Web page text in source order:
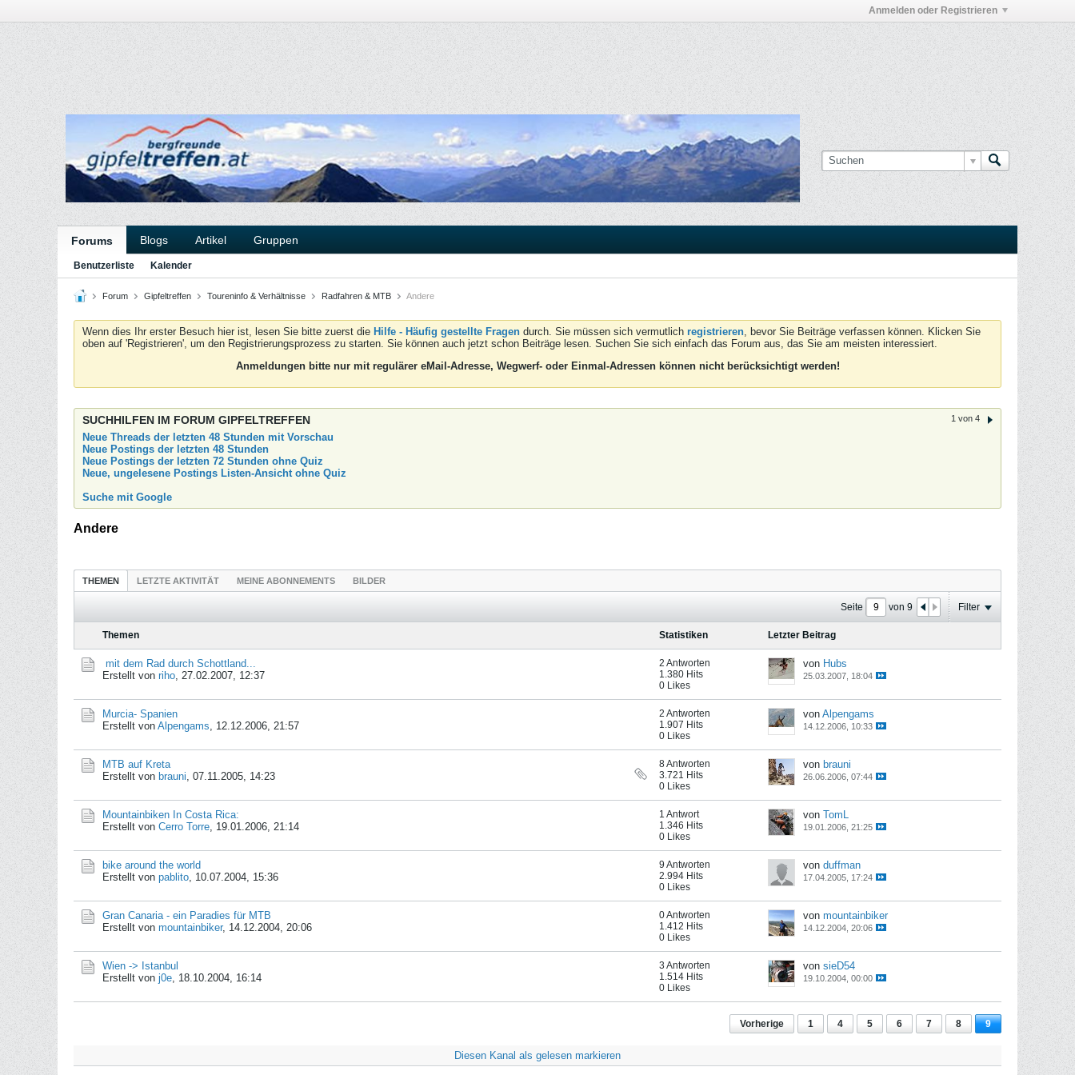
Anmelden oder Registrieren
Forums Blogs Artikel Gruppen
Benutzerliste Kalender
Forum Gipfeltreffen Toureninfo & Verhältnisse Radfahren & MTB Andere
Wenn dies Ihr erster Besuch hier ist, lesen Sie bitte zuerst die Hilfe - Häufig gestellte Fragen durch. Sie müssen sich vermutlich registrieren, bevor Sie Beiträge verfassen können. Klicken Sie
oben auf 'Registrieren', um den Registrierungsprozess zu starten. Sie können auch jetzt schon Beiträge lesen. Suchen Sie sich einfach das Forum aus, das Sie am meisten interessiert.
Anmeldungen bitte nur mit regulärer eMail-Adresse, Wegwerf- oder Einmal-Adressen können nicht berücksichtigt werden!
1 von 4
SUCHHILFEN IM FORUM GIPFELTREFFEN
Neue Threads der letzten 48 Stunden mit Vorschau
Neue Postings der letzten 48 Stunden
Neue Postings der letzten 72 Stunden ohne Quiz
Neue, ungelesene Postings Listen-Ansicht ohne Quiz
Suche mit Google
Andere
THEMEN LETZTE AKTIVITÄT MEINE ABONNEMENTS BILDER
Seite von 9 Filter
Themen Statistiken Letzter Beitrag
mit dem Rad durch Schottland...
Erstellt von riho, 27.02.2007, 12:37
2 Antworten
1.380 Hits
0 Likes
von Hubs
25.03.2007, 18:04
Murcia- Spanien
Erstellt von Alpengams, 12.12.2006, 21:57
2 Antworten
1.907 Hits
0 Likes
von Alpengams
14.12.2006, 10:33
MTB auf Kreta
Erstellt von brauni, 07.11.2005, 14:23
8 Antworten
3.721 Hits
0 Likes
von brauni
26.06.2006, 07:44
Mountainbiken In Costa Rica:
Erstellt von Cerro Torre, 19.01.2006, 21:14
1 Antwort
1.346 Hits
0 Likes
von TomL
19.01.2006, 21:25
bike around the world
Erstellt von pablito, 10.07.2004, 15:36
9 Antworten
2.994 Hits
0 Likes
von duffman
17.04.2005, 17:24
Gran Canaria - ein Paradies für MTB
Erstellt von mountainbiker, 14.12.2004, 20:06
0 Antworten
1.412 Hits
0 Likes
von mountainbiker
14.12.2004, 20:06
Wien -> Istanbul
Erstellt von j0e, 18.10.2004, 16:14
3 Antworten
1.514 Hits
0 Likes
von sieD54
19.10.2004, 00:00
Vorherige 1 4 5 6 7 8 9
Diesen Kanal als gelesen markieren